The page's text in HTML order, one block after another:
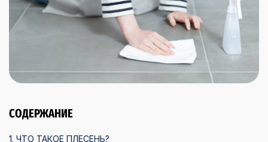
СОДЕРЖАНИЕ
1. ЧТО ТАКОЕ ПЛЕСЕНЬ?